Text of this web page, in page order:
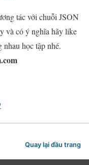
tác với chuỗi JSON
và có ý nghĩa hãy like
học tập nhé.
Quay lại đầu trang